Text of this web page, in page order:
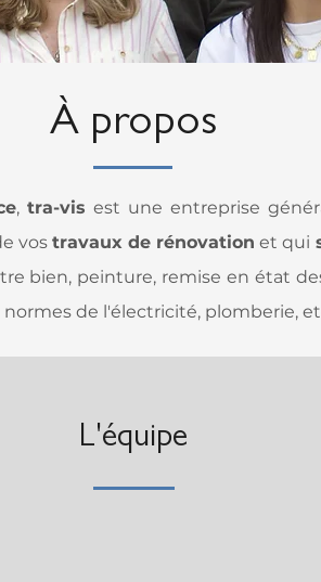
À propos
, tra-vis est une entreprise
vos travaux de rénovation et qui
bien, peinture, remise en état
de l'électricité, plomberie,
L'équipe